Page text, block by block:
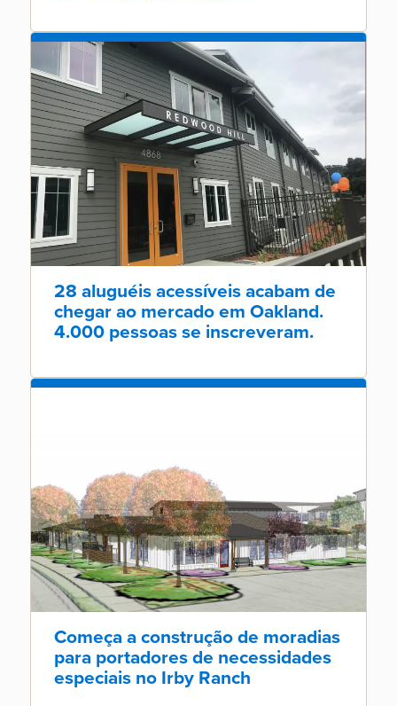
28 aluguéis acessíveis acabam de
chegar ao mercado em Oakland.
4.000 pessoas se inscreveram.
Começa a construção de moradias
para portadores de necessidades
especiais no Irby Ranch